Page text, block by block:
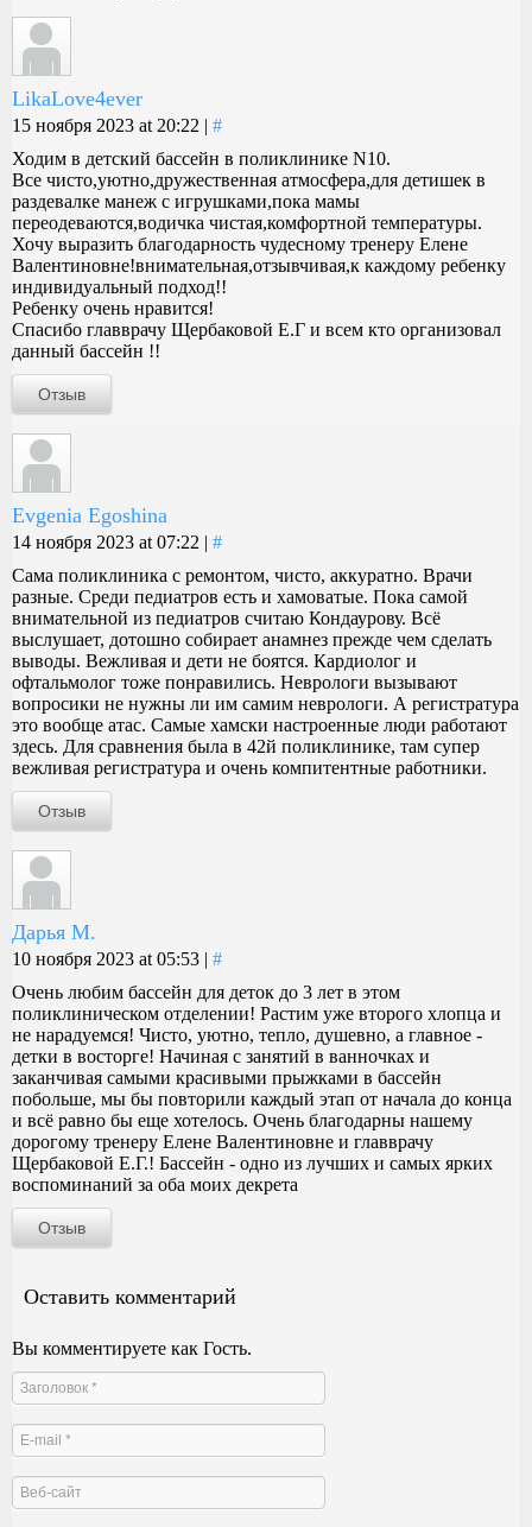
LikaLove4ever
15 ноября 2023 at 20:22 | #
Ходим в детский бассейн в поликлинике N10.
Все чисто,уютно,дружественная атмосфера,для детишек в
раздевалке манеж с игрушками,пока мамы
переодеваются,водичка чистая,комфортной температуры.
Хочу выразить благодарность чудесному тренеру Елене
Валентиновне!внимательная,отзывчивая,к каждому ребенку
индивидуальный подход!!
Ребенку очень нравится!
Спасибо главврачу Щербаковой Е.Г и всем кто организовал
данный бассейн !!
Отзыв
Evgenia Egoshina
14 ноября 2023 at 07:22 | #
Сама поликлиника с ремонтом, чисто, аккуратно. Врачи
разные. Среди педиатров есть и хамоватые. Пока самой
внимательной из педиатров считаю Кондаурову. Всё
выслушает, дотошно собирает анамнез прежде чем сделать
выводы. Вежливая и дети не боятся. Кардиолог и
офтальмолог тоже понравились. Неврологи вызывают
вопросики не нужны ли им самим неврологи. А регистратура
это вообще атас. Самые хамски настроенные люди работают
здесь. Для сравнения была в 42й поликлинике, там супер
вежливая регистратура и очень компитентные работники.
Отзыв
Дарья М.
10 ноября 2023 at 05:53 | #
Очень любим бассейн для деток до 3 лет в этом
поликлиническом отделении! Растим уже второго хлопца и
не нарадуемся! Чисто, уютно, тепло, душевно, а главное -
детки в восторге! Начиная с занятий в ванночках и
заканчивая самыми красивыми прыжками в бассейн
побольше, мы бы повторили каждый этап от начала до конца
и всё равно бы еще хотелось. Очень благодарны нашему
дорогому тренеру Елене Валентиновне и главврачу
Щербаковой Е.Г.! Бассейн - одно из лучших и самых ярких
воспоминаний за оба моих декрета
Отзыв
Оставить комментарий
Вы комментируете как Гость.